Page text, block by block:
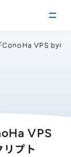
ConoHa VPS
VPS
プト